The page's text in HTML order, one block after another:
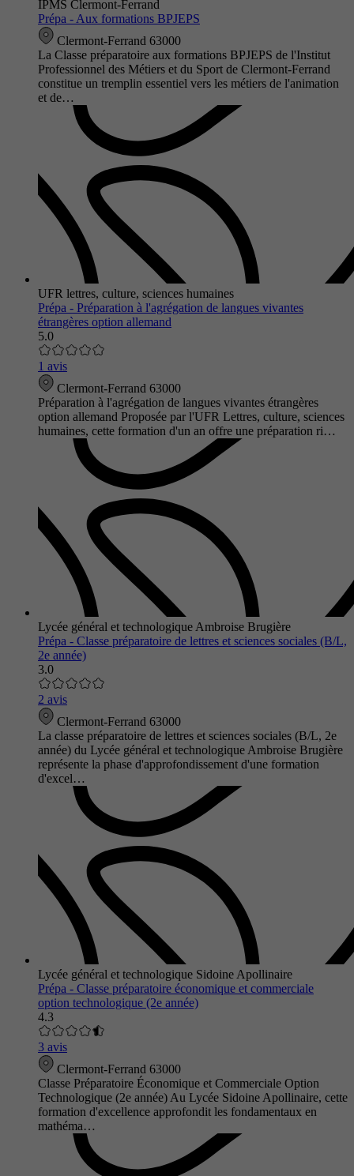
IPMS Clermont-Ferrand
Prépa - Aux formations BPJEPS
Clermont-Ferrand 63000
La Classe préparatoire aux formations BPJEPS de l'Institut
Professionnel des Métiers et du Sport de Clermont-Ferrand
constitue un tremplin essentiel vers les métiers de l'animation
et de…
UFR lettres, culture, sciences humaines
Prépa - Préparation à l'agrégation de langues vivantes
étrangères option allemand
5.0
1 avis
Clermont-Ferrand 63000
Préparation à l'agrégation de langues vivantes étrangères
option allemand Proposée par l'UFR Lettres, culture, sciences
humaines, cette formation d'un an offre une préparation ri…
Lycée général et technologique Ambroise Brugière
Prépa - Classe préparatoire de lettres et sciences sociales (B/L,
2e année)
3.0
2 avis
Clermont-Ferrand 63000
La classe préparatoire de lettres et sciences sociales (B/L, 2e
année) du Lycée général et technologique Ambroise Brugière
représente la phase d'approfondissement d'une formation
d'excel…
Lycée général et technologique Sidoine Apollinaire
Prépa - Classe préparatoire économique et commerciale
option technologique (2e année)
4.3
3 avis
Clermont-Ferrand 63000
Classe Préparatoire Économique et Commerciale Option
Technologique (2e année) Au Lycée Sidoine Apollinaire, cette
formation d'excellence approfondit les fondamentaux en
mathéma…